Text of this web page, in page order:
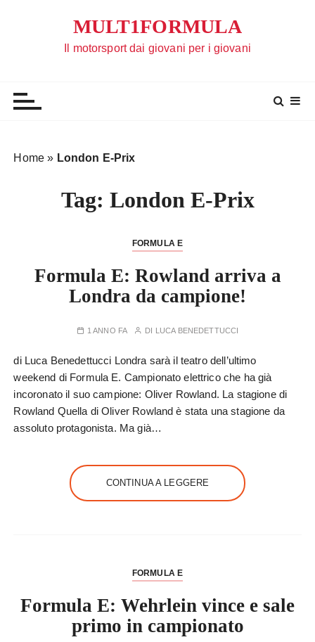
MULT1FORMULA
Il motorsport dai giovani per i giovani
Home » London E-Prix
Tag: London E-Prix
FORMULA E
Formula E: Rowland arriva a
Londra da campione!
1 ANNO FA DI LUCA BENEDETTUCCI
di Luca Benedettucci Londra sarà il teatro dell’ultimo
weekend di Formula E. Campionato elettrico che ha già
incoronato il suo campione: Oliver Rowland. La stagione di
Rowland Quella di Oliver Rowland è stata una stagione da
assoluto protagonista. Ma già…
CONTINUA A LEGGERE
FORMULA E
Formula E: Wehrlein vince e sale
primo in campionato